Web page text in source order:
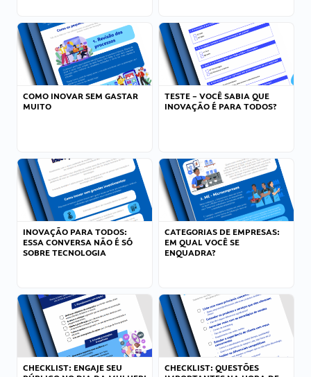
COMO INOVAR SEM GASTAR
MUITO
TESTE – VOCÊ SABIA QUE
INOVAÇÃO É PARA TODOS?
INOVAÇÃO PARA TODOS:
ESSA CONVERSA NÃO É SÓ
SOBRE TECNOLOGIA
CATEGORIAS DE EMPRESAS:
EM QUAL VOCÊ SE
ENQUADRA?
CHECKLIST: ENGAJE SEU
CHECKLIST: QUESTÕES